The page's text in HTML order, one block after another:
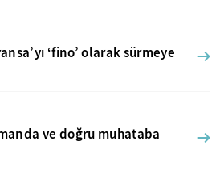
‘fino’ olarak sürmeye
ve doğru muhataba